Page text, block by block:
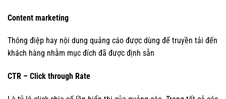
Content marketing
Thông điệp hay nội dung quảng cáo được dùng để truyền tải đến
khách hàng nhằm mục đích đã được định sẵn
CTR – Click through Rate